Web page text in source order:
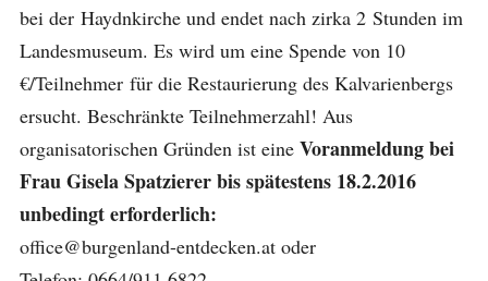
bei der Haydnkirche und endet nach zirka 2 Stunden im
Landesmuseum. Es wird um eine Spende von 10
€/Teilnehmer für die Restaurierung des Kalvarienbergs
ersucht. Beschränkte Teilnehmerzahl! Aus
organisatorischen Gründen ist eine Voranmeldung bei
Frau Gisela Spatzierer bis spätestens 18.2.2016
unbedingt erforderlich:
office@burgenland-entdecken.at oder